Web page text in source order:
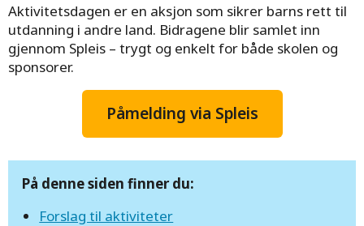
Aktivitetsdagen er en aksjon som sikrer barns rett til
utdanning i andre land. Bidragene blir samlet inn
gjennom Spleis – trygt og enkelt for både skolen og
sponsorer.
Påmelding via Spleis
På denne siden finner du:
Forslag til aktiviteter